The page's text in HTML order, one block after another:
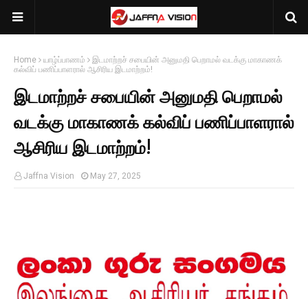
Home யாழ்ப்பாணம்
இடமாற்றச் சபையின் அனுமதி பெறாமல் வடக்கு மாகாணக்
கல்விப் பணிப்பாளரால் ஆசிரிய இடமாற்றம்!
இடமாற்றச் சபையின் அனுமதி பெறாமல்
வடக்கு மாகாணக் கல்விப் பணிப்பாளரால்
ஆசிரிய இடமாற்றம்!
Jaffna Vision May 27, 2025